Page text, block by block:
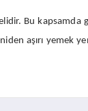
Bu kapsamda
aşırı yemek